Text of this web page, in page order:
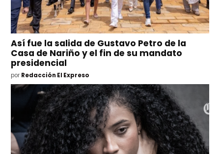
Así fue la salida de Gustavo Petro de la
Casa de Nariño y el fin de su mandato
presidencial
por Redacción El Expreso